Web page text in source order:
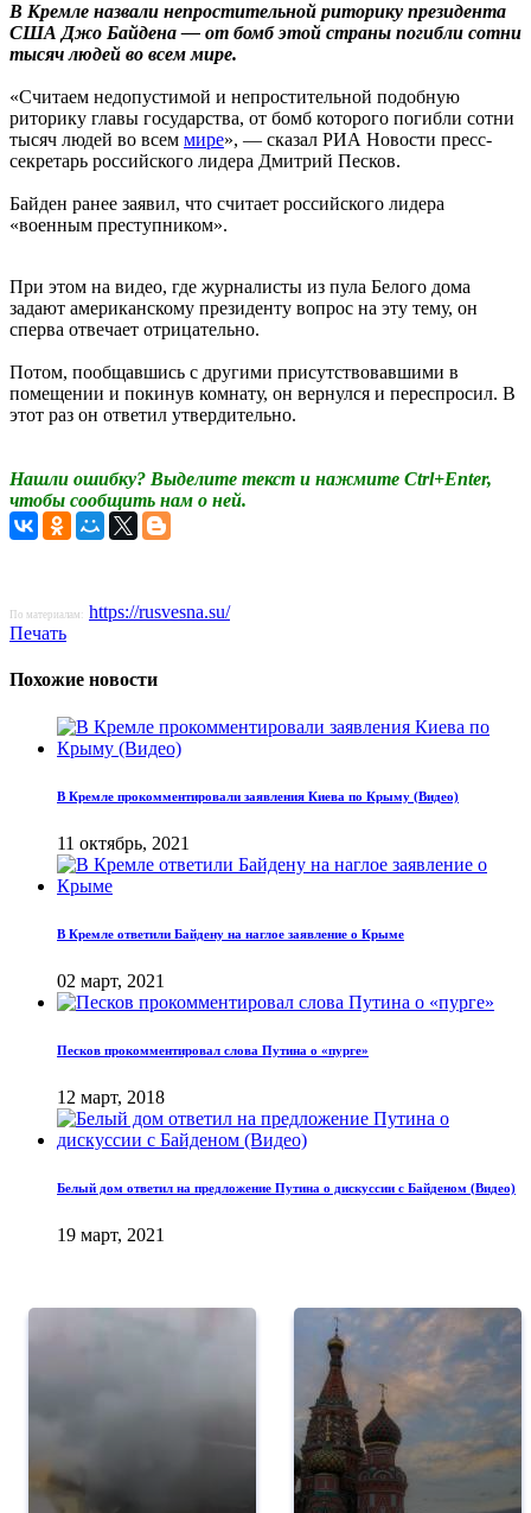
В Кремле назвали непростительной риторику президента
США Джо Байдена — от бомб этой страны погибли сотни
тысяч людей во всем мире.
«Считаем недопустимой и непростительной подобную
риторику главы государства, от бомб которого погибли сотни
тысяч людей во всем мире», — сказал РИА Новости пресс-
секретарь российского лидера Дмитрий Песков.
Байден ранее заявил, что считает российского лидера
«военным преступником».
При этом на видео, где журналисты из пула Белого дома
задают американскому президенту вопрос на эту тему, он
сперва отвечает отрицательно.
Потом, пообщавшись с другими присутствовавшими в
помещении и покинув комнату, он вернулся и переспросил. В
этот раз он ответил утвердительно.
Нашли ошибку? Выделите текст и нажмите Ctrl+Enter,
чтобы сообщить нам о ней.
По материалам: https://rusvesna.su/
Печать
Похожие новости
В Кремле прокомментировали заявления Киева по Крыму (Видео)
11 октябрь, 2021
В Кремле ответили Байдену на наглое заявление о Крыме
02 март, 2021
Песков прокомментировал слова Путина о «пурге»
12 март, 2018
Белый дом ответил на предложение Путина о дискуссии с Байденом (Видео)
19 март, 2021